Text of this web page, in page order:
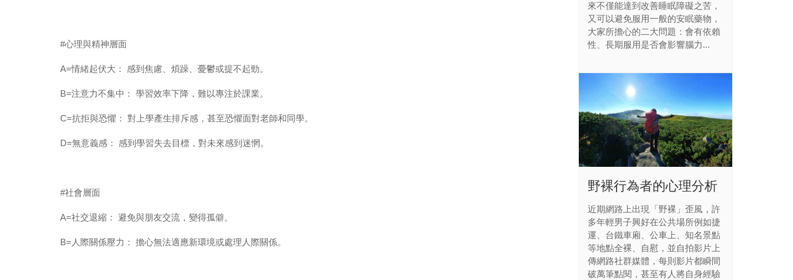
#心理與精神層面
A=情緒起伏大： 感到焦慮、煩躁、憂鬱或提不起勁。
B=注意力不集中： 學習效率下降，難以專注於課業。
C=抗拒與恐懼： 對上學產生排斥感，甚至恐懼面對老師和同學。
D=無意義感： 感到學習失去目標，對未來感到迷惘。
#社會層面
A=社交退縮： 避免與朋友交流，變得孤僻。
B= 人際關係壓力： 擔心無法適應新環境或處理人際關係。
來不僅能達到改善睡眠障礙之苦，
又可以避免服用一般的安眠藥物，
大家所擔心的二大問題：會有依賴
性、長期服用是否會影響腦力...
野裸行為者的心理分析
近期網路上出現「野裸」歪風，許
多年輕男子興好在公共場所例如捷
運、台鐵車廂、公車上、知名景點
等地點全裸、自慰，並自拍影片上
傳網路社群媒體，每則影片都瞬間
破萬筆點閱，甚至有人將自身經驗